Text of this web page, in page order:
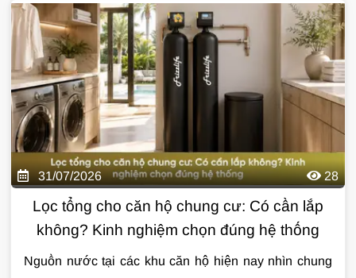
giúp bạn đánh giá chất lượng nguồn nước và lựa
chọn giải pháp xử lý phù hợp.
nước uốngqua bài viết dưới đây.
31/07/2026 28
Lọc tổng cho căn hộ chung cư: Có cần lắp
không? Kinh nghiệm chọn đúng hệ thống
Nguồn nước tại các khu căn hộ hiện nay nhìn chung